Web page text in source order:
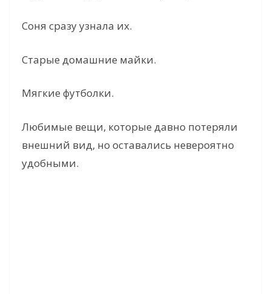
Соня сразу узнала их.
Старые домашние майки.
Мягкие футболки.
Любимые вещи, которые давно потеряли
внешний вид, но оставались невероятно
удобными.